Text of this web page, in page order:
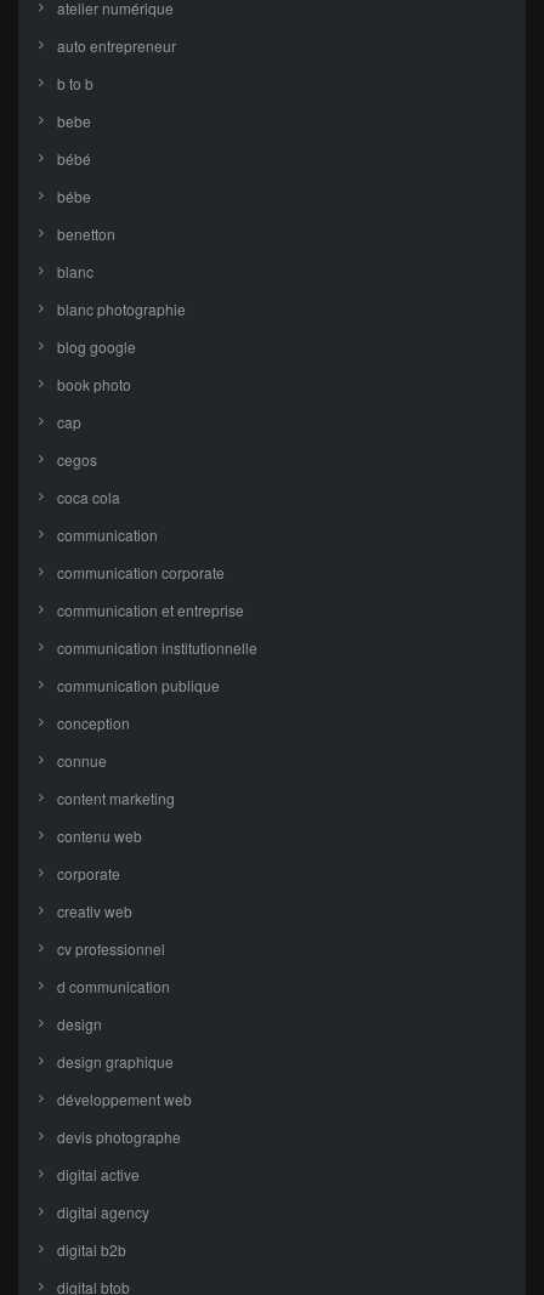
atelier numérique
auto entrepreneur
b to b
bebe
bébé
bébe
benetton
blanc
blanc photographie
blog google
book photo
cap
cegos
coca cola
communication
communication corporate
communication et entreprise
communication institutionnelle
communication publique
conception
connue
content marketing
contenu web
corporate
creativ web
cv professionnel
d communication
design
design graphique
développement web
devis photographe
digital active
digital agency
digital b2b
digital btob